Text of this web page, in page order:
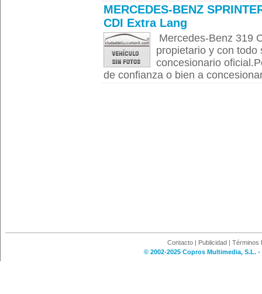
MERCEDES-BENZ
CDI Extra Lang
Mercedes-Benz 319
propietario y con todo
concesionario
de confianza o bien a
Contacto | Publicidad | Términos
© 2002-2025 Copros Multimedia, S.L.